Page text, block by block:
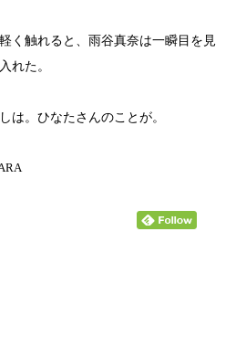
く触れると、雨谷真奈は一瞬目を見
れた。
。ひなたさんのことが。